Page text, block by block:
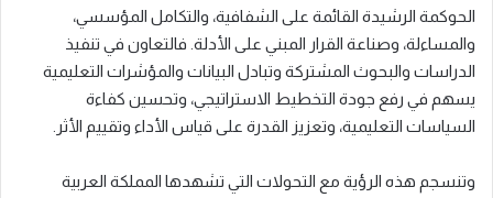
الحوكمة الرشيدة القائمة على الشفافية، والتكامل المؤسسي،
والمساءلة، وصناعة القرار المبني على الأدلة. فالتعاون في تنفيذ
الدراسات والبحوث المشتركة وتبادل البيانات والمؤشرات التعليمية
يسهم في رفع جودة التخطيط الاستراتيجي، وتحسين كفاءة
السياسات التعليمية، وتعزيز القدرة على قياس الأداء وتقييم الأثر.
وتنسجم هذه الرؤية مع التحولات التي تشهدها المملكة العربية